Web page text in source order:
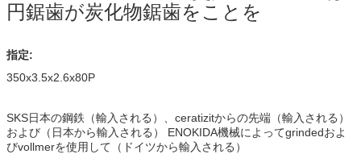
円鋸歯が炭化物鋸歯をことを
指定:
350x3.5x2.6x80P
SKS日本の鋼鉄（輸入される）、ceratizitからの先端（輸入される）
および（日本から輸入される） ENOKIDA機械によってgrindedおよ
びvollmerを使用して（ドイツから輸入される）